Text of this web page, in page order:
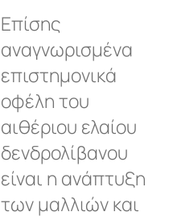
Επίσης
αναγνωρισμένα
επιστημονικά
οφέλη του
αιθέριου ελαίου
δενδρολίβανου
είναι η ανάπτυξη
των μαλλιών και